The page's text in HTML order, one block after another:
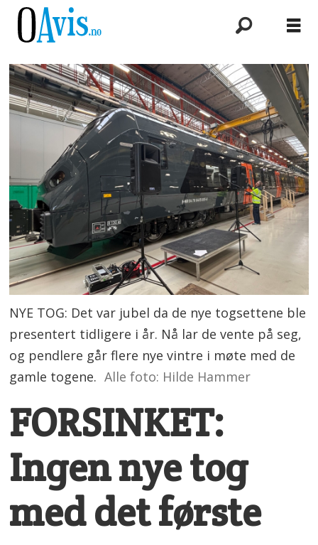
NYE TOG: Det var jubel da de nye togsettene ble
presentert tidligere i år. Nå lar de vente på seg,
og pendlere går flere nye vintre i møte med de
gamle togene. Alle foto: Hilde Hammer
FORSINKET:
Ingen nye tog
med det første